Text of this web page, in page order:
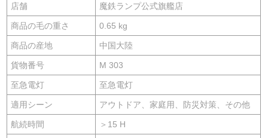
店舗 魔鉄ランプ公式旗艦店
商品の毛の重さ 0.65 kg
商品の産地 中国大陸
貨物番号 M 303
至急電灯 至急電灯
適用シーン アウトドア、家庭用、防災対策、その他
航続時間 ＞15 H